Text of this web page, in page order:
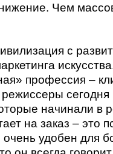
Чем
с
профессия –
сегодня
начинали в
на заказ – это
очень удобен для